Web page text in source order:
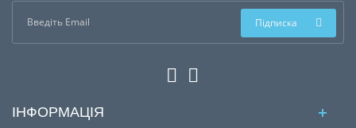
Підписка
ІНФОРМАЦІЯ